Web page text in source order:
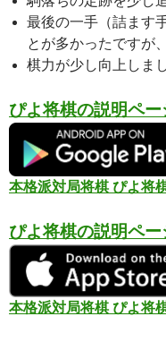
最後の一手（詰ます
とが多かったですが
棋力が少し向上しま
ぴよ将棋の説明ペ
本格派対局将棋 ぴよ将
ぴよ将棋の説明ペ
本格派対局将棋 ぴよ将